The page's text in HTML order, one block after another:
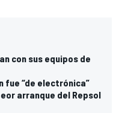
con sus equipos de
fue “de electrónica”
arranque del Repsol